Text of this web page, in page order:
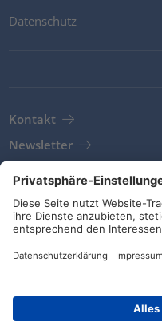
Datenschutz
Kontakt
Newsletter
AGB
Richtlinien und Bekentnisse
Soziale Medien